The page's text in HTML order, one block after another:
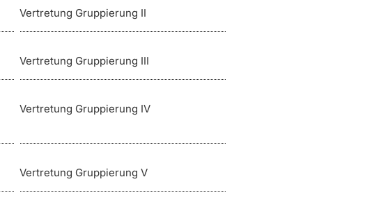
Vertretung Gruppierung II
Vertretung Gruppierung III
Vertretung Gruppierung IV
Vertretung Gruppierung V